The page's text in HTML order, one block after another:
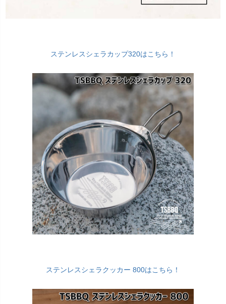
ステンレスシェラカップ320はこちら！
ステンレスシェラクッカー 800はこちら！